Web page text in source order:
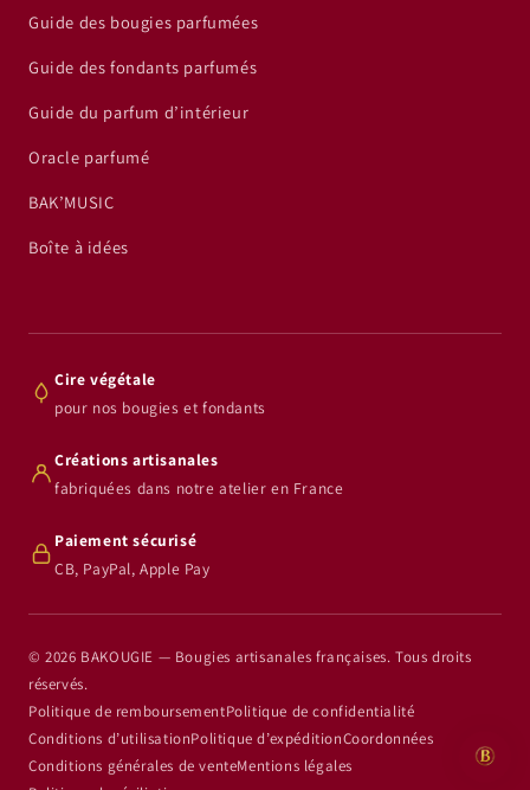
Guide des bougies parfumées
Guide des fondants parfumés
Guide du parfum d’intérieur
Oracle parfumé
BAK’MUSIC
Boîte à idées
Cire végétale
pour nos bougies et fondants
Créations artisanales
fabriquées dans notre atelier en France
Paiement sécurisé
CB, PayPal, Apple Pay
© 2026 BAKOUGIE — Bougies artisanales françaises. Tous droits
réservés.
Politique de remboursementPolitique de confidentialité
Conditions d’utilisationPolitique d’expéditionCoordonnées
Conditions générales de venteMentions légales